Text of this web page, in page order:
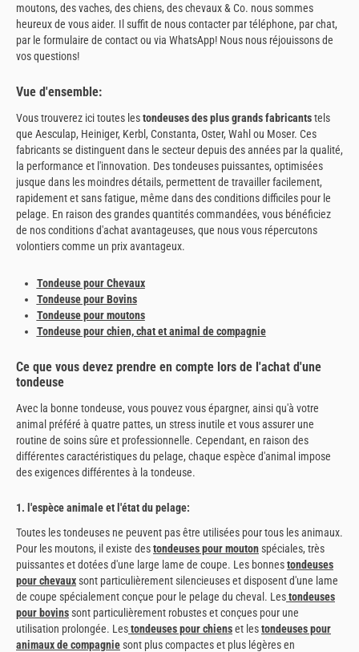
moutons, des vaches, des chiens, des chevaux & Co. nous sommes
heureux de vous aider. Il suffit de nous contacter par téléphone, par chat,
par le formulaire de contact ou via WhatsApp! Nous nous réjouissons de
vos questions!
Vue d'ensemble:
Vous trouverez ici toutes lestondeuses des plus grands fabricantstels
que Aesculap, Heiniger, Kerbl, Constanta, Oster, Wahl ou Moser. Ces
fabricants se distinguent dans le secteur depuis des années par la qualité,
la performance et l'innovation. Des tondeuses puissantes, optimisées
jusque dans les moindres détails, permettent de travailler facilement,
rapidement et sans fatigue, même dans des conditions difficiles pour le
pelage. En raison des grandes quantités commandées, vous bénéficiez
de nos conditions d'achat avantageuses, que nous vous répercutons
volontiers comme un prix avantageux.
Tondeuse pour Chevaux
Tondeuse pour Bovins
Tondeuse pour moutons
Tondeuse pour chien, chat et animal de compagnie
Ce que vous devez prendre en compte lors de l'achat d'une
tondeuse
Avec la bonne tondeuse, vous pouvez vous épargner, ainsi qu'à votre
animal préféré à quatre pattes, un stress inutile et vous assurer une
routine de soins sûre et professionnelle. Cependant, en raison des
différentes caractéristiques du pelage, chaque espèce d'animal impose
des exigences différentes à la tondeuse.
1. l'espèce animale et l'état du pelage:
Toutes les tondeuses ne peuvent pas être utilisées pour tous les animaux.
Pour les moutons, il existe destondeuses pour moutonspéciales, très
puissantes et dotées d'une large lame de coupe. Les bonnestondeuses
pour chevauxsont particulièrement silencieuses et disposent d'une lame
de coupe spécialement conçue pour le pelage du cheval. Lestondeuses
pour bovinssont particulièrement robustes et conçues pour une
utilisation prolongée. Lestondeuses pour chienset lestondeuses pour
animaux de compagniesont plus compactes et plus légères en